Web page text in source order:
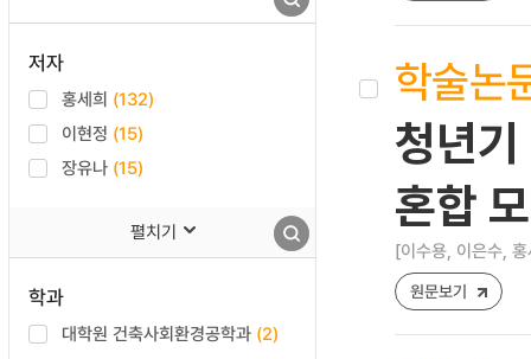
저자
홍세희 (132)
이현정 (15)
장유나 (15)
펼치기
학과
대학원 건축사회환경공학과 (2)
학술논
청년
혼합
[이수용, 이은수,
원문보기